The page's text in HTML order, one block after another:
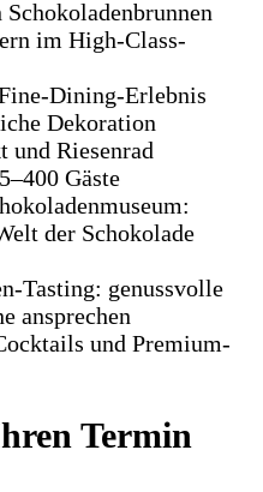
im High-Class-
Dining-Erlebnis
Dekoration
und Riesenrad
Gäste
der Schokolade
Tasting: genussvolle
ansprechen
und Premium-
Termin